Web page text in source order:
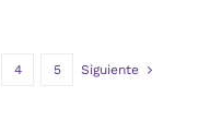
4 5 Siguiente